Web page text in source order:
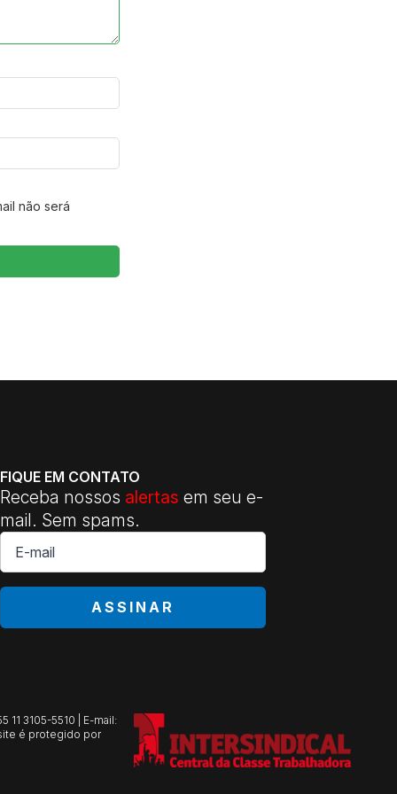
não será
FIQUE EM CONTATO
Receba nossos alertas em seu e-
mail. Sem spams.
E-
mail
ASSINAR
11 3105-5510 | E-mail:
é protegido por